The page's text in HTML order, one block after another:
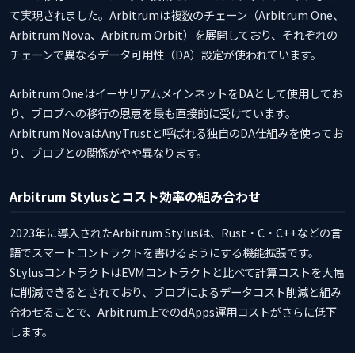
て実現されました。Arbitrumは複数のチェーン（Arbitrum One、
Arbitrum Nova、Arbitrum Orbit）を展開しており、それぞれの
チェーンで異なるデータ可用性（DA）設定が使われています。
Arbitrum OneはイーサリアムメインネットをDAとして使用してお
り、ブロブへの移行の恩恵を最も直接的に受けています。
Arbitrum NovaはAnyTrustと呼ばれる独自のDA仕組みを使ってお
り、ブロブとの関係がやや異なります。
Arbitrum Stylusとコスト効率の組み合わせ
2023年に導入されたArbitrum Stylusは、Rust・C・C++などの言
語でスマートコントラクトを書けるようにする機能拡張です。
StylusコントラクトはEVMコントラクトと比べて計算コストを大幅
に削減できるとされており、ブロブによるデータコスト削減と組み
合わせることで、Arbitrum上でのdApps運用コストがさらに低下
します。